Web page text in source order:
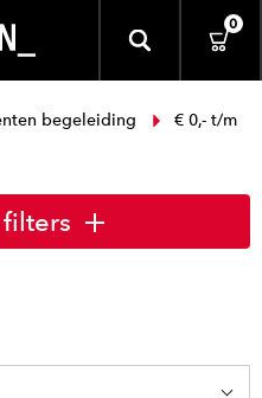
0
begeleiding
€ 0,- t/m